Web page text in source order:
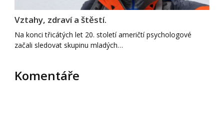
Vztahy, zdraví a štěstí.
Na konci třicátých let 20. století američtí psychologové
začali sledovat skupinu mladých…
Komentáře